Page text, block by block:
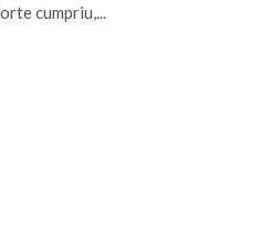
cumpriu,...